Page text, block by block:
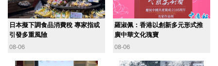
日本擬下調食品消費稅 專家指或
引發多重風險
08-06
羅淑佩：香港以創新多元形式推
廣中華文化瑰寶
08-06